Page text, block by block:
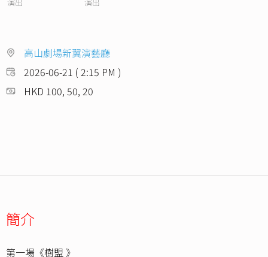
演出 演出
高山劇場新翼演藝廳
2026-06-21 ( 2:15 PM )
HKD 100, 50, 20
簡介
第一場《樹盟 》